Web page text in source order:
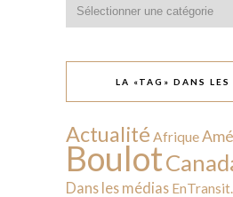
LA «TAG» DANS LES
Actualité Afrique
Boulot
Dans les médias